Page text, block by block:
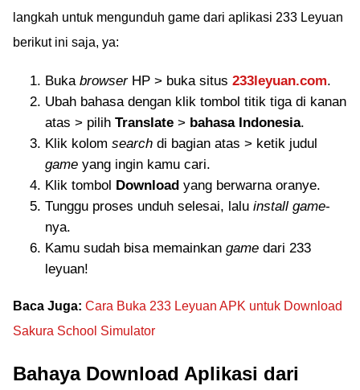
langkah untuk mengunduh game dari aplikasi 233 Leyuan
berikut ini saja, ya:
Buka browserHP > buka situs 233leyuan.com.
Ubah bahasa dengan klik tombol titik tiga di kanan
atas > pilih Translate > bahasa Indonesia.
Klik kolom search di bagian atas > ketik judul
game yang ingin kamu cari.
Klik tombol Download yang berwarna oranye.
Tunggu proses unduh selesai, lalu install game-
nya.
Kamu sudah bisa memainkan game dari 233
leyuan!
Baca Juga: Cara Buka 233 Leyuan APK untuk Download
Sakura School Simulator
Bahaya Download Aplikasi dari